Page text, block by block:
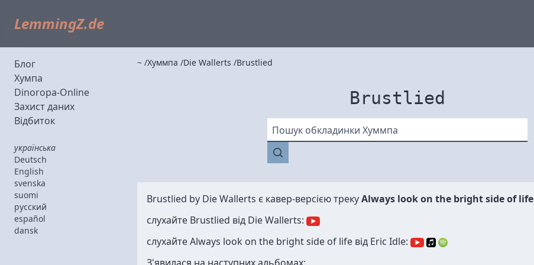
LemmingZ.de
Блог
Хумпа
Dinoropa-Online
Захист даних
Відбиток
українська
Deutsch
English
svenska
suomi
русский
español
dansk
~ Хуммпа Die Wallerts Brustlied
Brustlied
Пошук обкладинки Хуммпа
Brustlied by Die Wallerts є кавер-версією трекуAlways look on the bright side of life
слухайте Brustlied від Die Wallerts:
слухайте Always look on the bright side of life від Eric Idle: